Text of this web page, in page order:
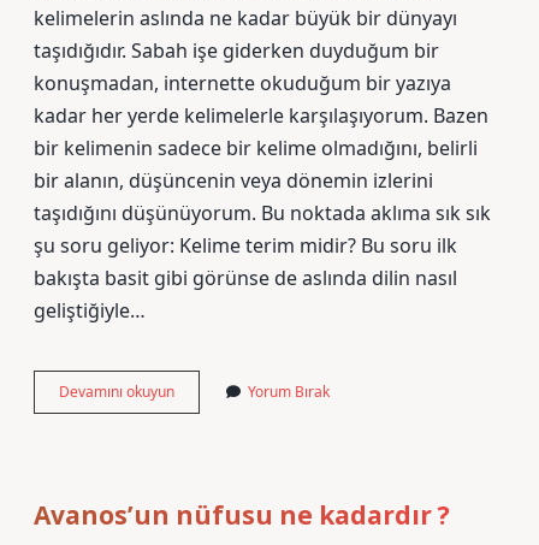
kelimelerin aslında ne kadar büyük bir dünyayı
taşıdığıdır. Sabah işe giderken duyduğum bir
konuşmadan, internette okuduğum bir yazıya
kadar her yerde kelimelerle karşılaşıyorum. Bazen
bir kelimenin sadece bir kelime olmadığını, belirli
bir alanın, düşüncenin veya dönemin izlerini
taşıdığını düşünüyorum. Bu noktada aklıma sık sık
şu soru geliyor: Kelime terim midir? Bu soru ilk
bakışta basit gibi görünse de aslında dilin nasıl
geliştiğiyle…
Devamını okuyunKelime
terim
Yorum Bırak
Avanos’un nüfusu ne kadardır ?